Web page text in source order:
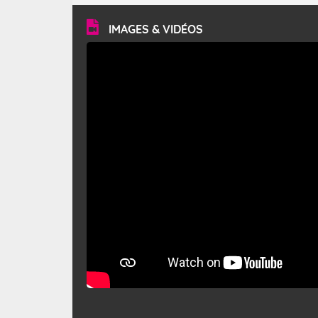
vitesse moyenne de 50 km/h et atteindre 80 à 100 km/h
en rafales, parfois davantage. Il parcourt la basse vallée
du Rhône et la Provence et envahit le littoral
méditerranéen à partir de la Camargue.
IMAGES & VIDÉOS